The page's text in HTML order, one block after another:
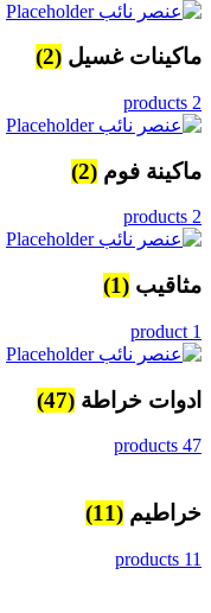
ماكينات غسيل (2)
2 products
ماكينة فوم (2)
2 products
مثاقيب (1)
1 product
ادوات خراطة (47)
47 products
خراطيم (11)
11 products